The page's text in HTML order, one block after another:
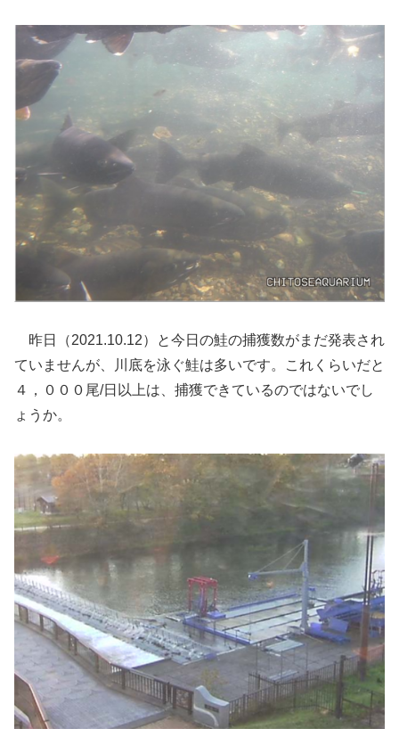
昨日（2021.10.12）と今日の鮭の捕獲数がまだ発表され
ていませんが、川底を泳ぐ鮭は多いです。これくらいだと
４，０００尾/日以上は、捕獲できているのではないでし
ょうか。